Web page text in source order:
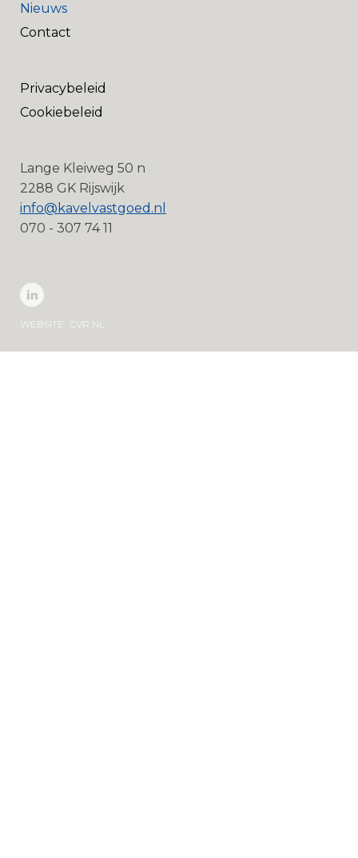
Nieuws
Contact
Privacybeleid
Cookiebeleid
Lange Kleiweg 50 n
2288 GK Rijswijk
info@kavelvastgoed.nl
070 - 307 74 11
WEBSITE: CVR.NL